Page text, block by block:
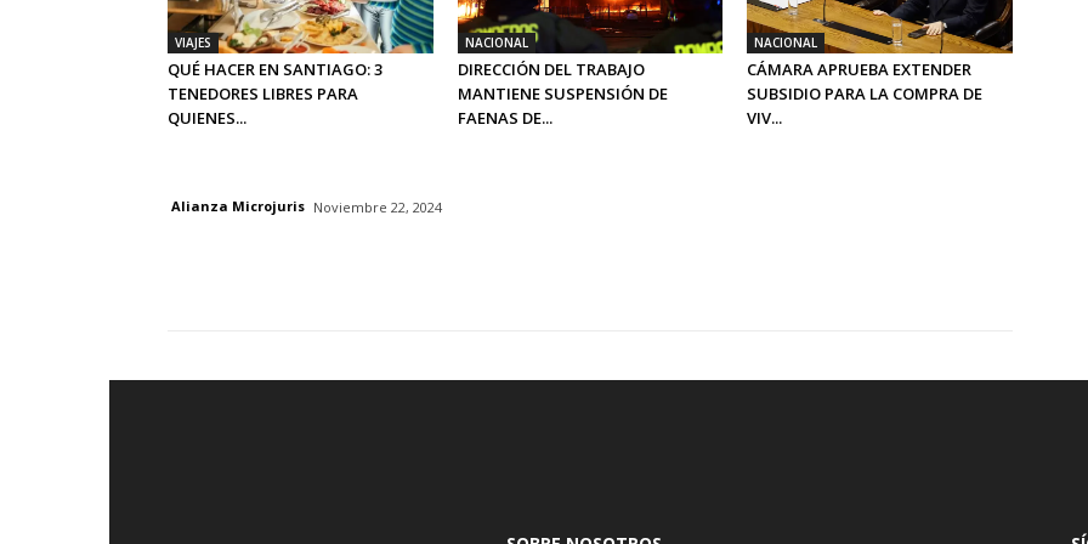
VIAJES
QUÉ HACER EN SANTIAGO: 3
TENEDORES LIBRES PARA
QUIENES...
NACIONAL
DIRECCIÓN DEL TRABAJO
MANTIENE SUSPENSIÓN DE
FAENAS DE...
NACIONAL
CÁMARA APRUEBA EXTENDER
SUBSIDIO PARA LA COMPRA DE
VIV...
Alianza Microjuris Noviembre 22, 2024